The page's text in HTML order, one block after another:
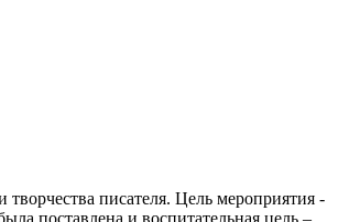
писателя. Цель мероприятия -
поставлена и воспитательная цель –